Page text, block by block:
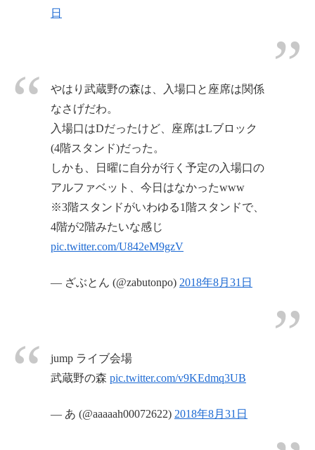
日
やはり武蔵野の森は、入場口と座席は関係
なさげだわ。
入場口はDだったけど、座席はLブロック
(4階スタンド)だった。
しかも、日曜に自分が行く予定の入場口の
アルファベット、今日はなかったwww
※3階スタンドがいわゆる1階スタンドで、
4階が2階みたいな感じ
pic.twitter.com/U842eM9gzV
— ざぶとん (@zabutonpo) 2018年8月31日
jump ライブ会場
武蔵野の森 pic.twitter.com/v9KEdmq3UB
— あ (@aaaaah00072622) 2018年8月31日